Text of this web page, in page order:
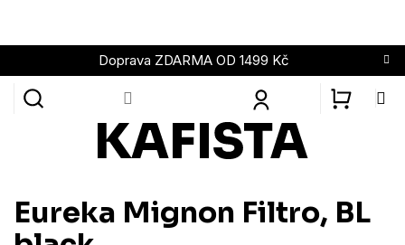
obsah
Doprava ZDARMA OD 1499 Kč
Eureka Mignon Filtro, BL